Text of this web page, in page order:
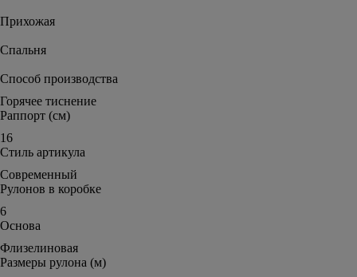
Прихожая
Спальня
Способ производства
Горячее тиснение
Раппорт (см)
16
Стиль артикула
Современный
Рулонов в коробке
6
Основа
Флизелиновая
Размеры рулона (м)